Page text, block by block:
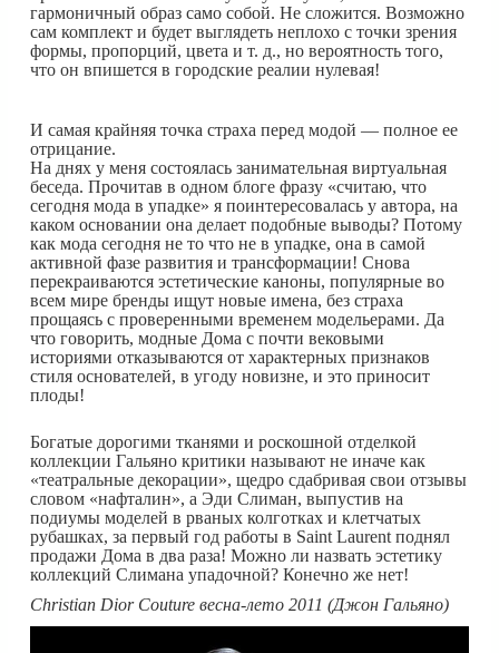
гармоничный образ само собой. Не сложится. Возможно
сам комплект и будет выглядеть неплохо с точки зрения
формы, пропорций, цвета и т. д., но вероятность того,
что он впишется в городские реалии нулевая!
И самая крайняя точка страха перед модой — полное ее
отрицание.
На днях у меня состоялась занимательная виртуальная
беседа. Прочитав в одном блоге фразу «считаю, что
сегодня мода в упадке» я поинтересовалась у автора, на
каком основании она делает подобные выводы? Потому
как мода сегодня не то что не в упадке, она в самой
активной фазе развития и трансформации! Снова
перекраиваются эстетические каноны, популярные во
всем мире бренды ищут новые имена, без страха
прощаясь с проверенными временем модельерами. Да
что говорить, модные Дома с почти вековыми
историями отказываются от характерных признаков
стиля основателей, в угоду новизне, и это приносит
плоды!
Богатые дорогими тканями и роскошной отделкой
коллекции Гальяно критики называют не иначе как
«театральные декорации», щедро сдабривая свои отзывы
словом «нафталин», а Эди Слиман, выпустив на
подиумы моделей в рваных колготках и клетчатых
рубашках, за первый год работы в Saint Laurent поднял
продажи Дома в два раза! Можно ли назвать эстетику
коллекций Слимана упадочной? Конечно же нет!
Christian Dior Couture весна-лето 2011 (Джон Гальяно)